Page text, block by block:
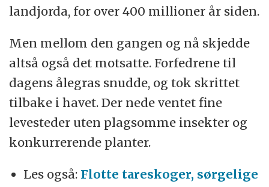
landjorda, for over 400 millioner år siden.
Men mellom den gangen og nå skjedde
altså også det motsatte. Forfedrene til
dagens ålegras snudde, og tok skrittet
tilbake i havet. Der nede ventet fine
levesteder uten plagsomme insekter og
konkurrerende planter.
Les også:Flotte tareskoger, sørgelige